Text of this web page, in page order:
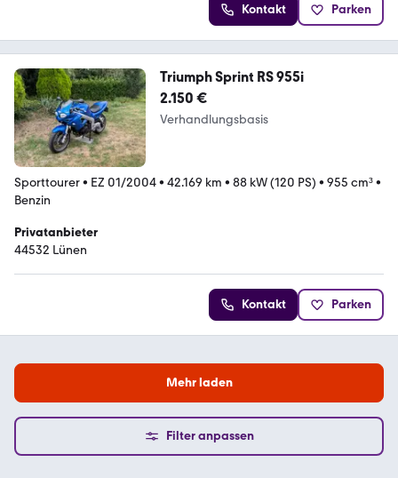
Kontakt Parken
Triumph Sprint RS 955i
2.150 €
Verhandlungsbasis
Sporttourer• EZ 01/2004• 42.169 km • 88 kW (120 PS) • 955 cm³•
Benzin
Privatanbieter
44532 Lünen
Kontakt Parken
Mehr laden
Filter anpassen